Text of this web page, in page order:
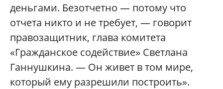
деньгами. Безотчетно — потому что
отчета никто и не требует, — говорит
правозащитник, глава комитета
«Гражданское содействие» Светлана
Ганнушкина. — Он живет в том мире,
который ему разрешили построить».